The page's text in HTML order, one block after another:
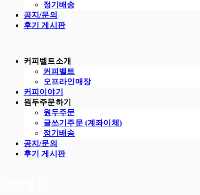
정기배송
공지/문의
후기 게시판
커피벨트소개
커피벨트
오프라인매장
커피이야기
원두주문하기
원두주문
글쓰기주문 (계좌이체)
정기배송
공지/문의
후기 게시판